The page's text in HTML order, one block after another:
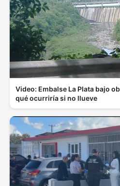
Video: Embalse La Plata bajo
qué ocurriría si no llueve